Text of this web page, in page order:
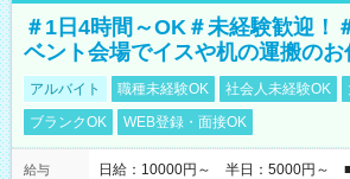
＃1日4時間～OK＃未経験歓迎！
ベント会場でイスや机の運搬のお
アルバイト 職種未経験OK 社会人未経験OK
ブランクOK
WEB登録・面接OK
給与
日給：10000円～ 半日：5000円～ ■